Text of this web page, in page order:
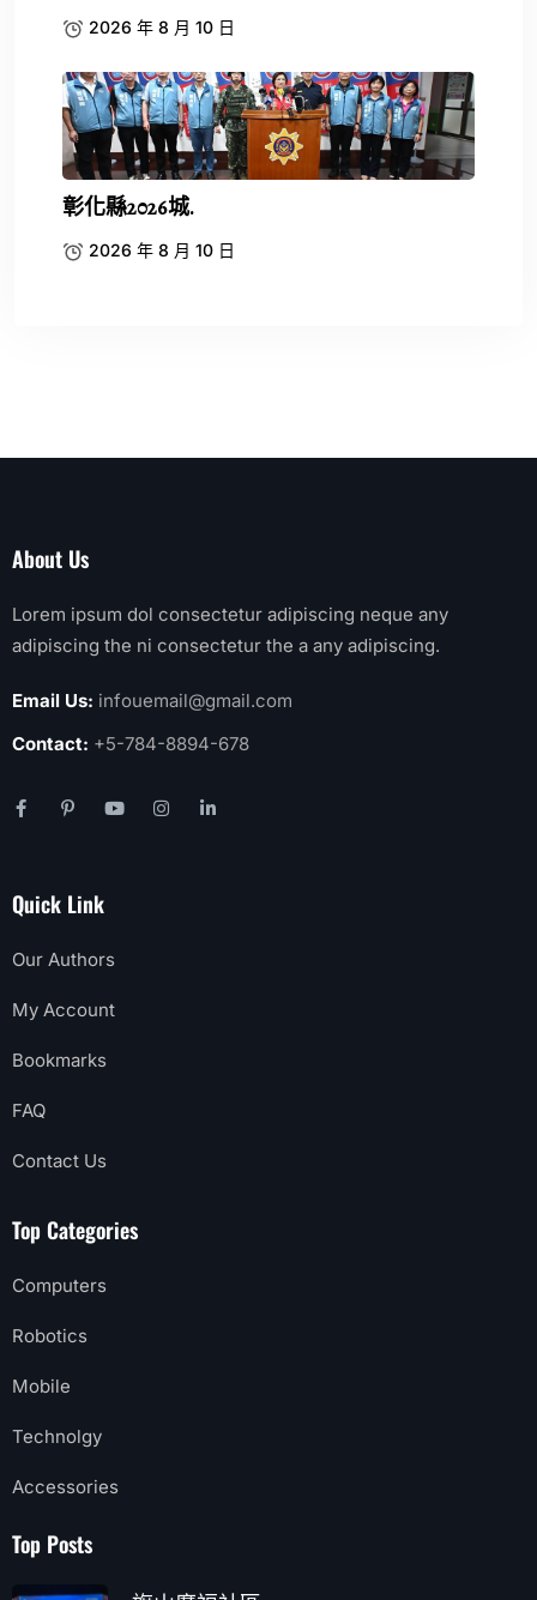
2026 年 8 月 10 日
彰化縣2026城.
2026 年 8 月 10 日
About Us
Lorem ipsum dol consectetur adipiscing neque any
adipiscing the ni consectetur the a any adipiscing.
Email Us: infouemail@gmail.com
Contact: +5-784-8894-678
Quick Link
Our Authors
My Account
Bookmarks
FAQ
Contact Us
Top Categories
Computers
Robotics
Mobile
Technolgy
Accessories
Top Posts